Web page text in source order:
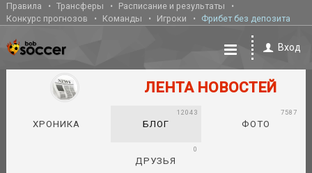
Правила Трансферы
Расписание и результаты
Конкурс прогнозов
Команды Игроки Фрибет без депозита
Вход
ЛЕНТА НОВОСТЕЙ
ХРОНИКА БЛОГ
12043
ФОТО
7587
ДРУЗЬЯ
0